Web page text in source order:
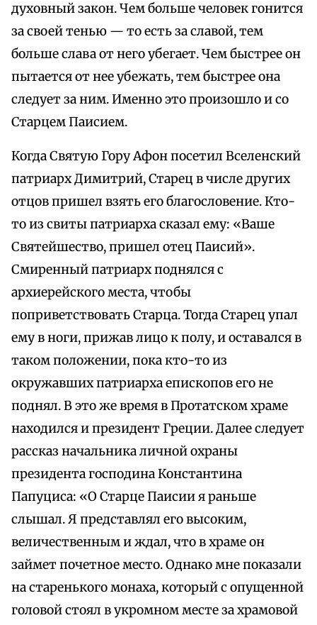
духовный закон. Чем больше человек гонится
за своей тенью — то есть за славой, тем
больше слава от него убегает. Чем быстрее он
пытается от нее убежать, тем быстрее она
следует за ним. Именно это произошло и со
Старцем Паисием.
Когда Святую Гору Афон посетил Вселенский
патриарх Димитрий, Старец в числе других
отцов пришел взять его благословение. Кто-
то из свиты патриарха сказал ему: «Ваше
Святейшество, пришел отец Паисий».
Смиренный патриарх поднялся с
архиерейского места, чтобы
поприветствовать Старца. Тогда Старец упал
ему в ноги, прижав лицо к полу, и оставался в
таком положении, пока кто-то из
окружавших патриарха епископов его не
поднял. В это же время в Протатском храме
находился и президент Греции. Далее следует
рассказ начальника личной охраны
президента господина Константина
Папуциса: «О Старце Паисии я раньше
слышал. Я представлял его высоким,
величественным и ждал, что в храме он
займет почетное место. Однако мне показали
на старенького монаха, который с опущенной
головой стоял в укромном месте за храмовой